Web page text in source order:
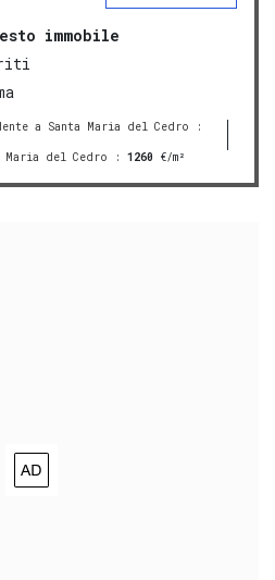
immobile
a Santa Maria del Cedro :
del Cedro : 1260 €/m²